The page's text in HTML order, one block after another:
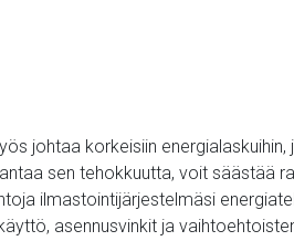
johtaa korkeisiin
sen tehokkuutta, voit säästää
ilmastointijärjestelmäsi
asennusvinkit ja